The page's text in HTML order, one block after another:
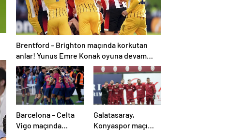
Brentford – Brighton maçında korkutan
anlar! Yunus Emre Konak oyuna devam
edemedi…
Barcelona – Celta
Vigo maçında
Galatasaray,
Konyaspor maçı